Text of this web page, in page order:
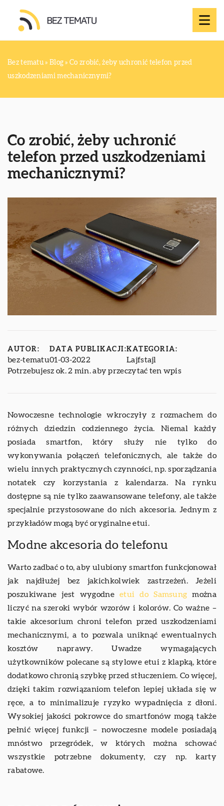
Bez tematu » Blog »Co zrobić, żeby uchronić telefon przed
uszkodzeniami mechanicznymi?
Co zrobić, żeby uchronić
telefon przed uszkodzeniami
mechanicznymi?
AUTOR:
bez-tematu
DATA PUBLIKACJI:
01-03-2022
KATEGORIA:
Lajfstajl
Potrzebujesz ok. 2 min. aby przeczytać ten wpis
Nowoczesne technologie wkroczyły z rozmachem do
różnych dziedzin codziennego życia. Niemal każdy
posiada smartfon, który służy nie tylko do
wykonywania połączeń telefonicznych, ale także do
wielu innych praktycznych czynności, np. sporządzania
notatek czy korzystania z kalendarza. Na rynku
dostępne są nie tylko zaawansowane telefony, ale także
specjalnie przystosowane do nich akcesoria. Jednym z
przykładów mogą być oryginalne etui.
Modne akcesoria do telefonu
Warto zadbać o to, aby ulubiony smartfon funkcjonował
jak najdłużej bez jakichkolwiek zastrzeżeń. Jeżeli
poszukiwane jest wygodneetui do Samsung można
liczyć na szeroki wybór wzorów i kolorów. Co ważne –
takie akcesorium chroni telefon przed uszkodzeniami
mechanicznymi, a to pozwala uniknąć ewentualnych
kosztów naprawy. Uwadze wymagających
użytkowników polecane są stylowe etui z klapką, które
dodatkowo chronią szybkę przed stłuczeniem. Co więcej,
dzięki takim rozwiązaniom telefon lepiej układa się w
ręce, a to minimalizuje ryzyko wypadnięcia z dłoni.
Wysokiej jakości pokrowce do smartfonów mogą także
pełnić więcej funkcji – nowoczesne modele posiadają
mnóstwo przegródek, w których można schować
wszystkie potrzebne dokumenty, czy np. karty
rabatowe.